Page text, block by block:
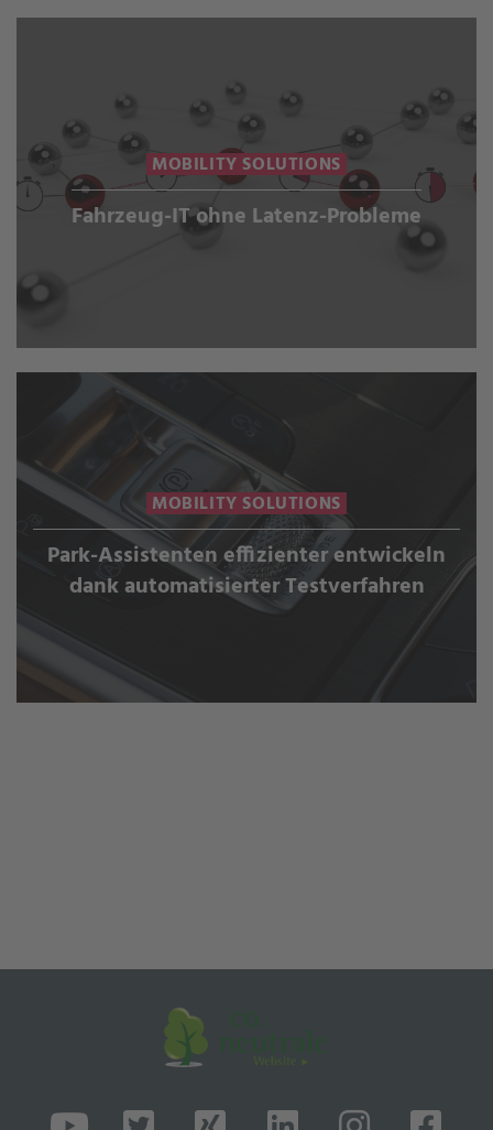
MOBILITY SOLUTIONS
Fahrzeug-IT ohne Latenz-Probleme
MOBILITY SOLUTIONS
Park-Assistenten effizienter entwickeln
dank automatisierter Testverfahren